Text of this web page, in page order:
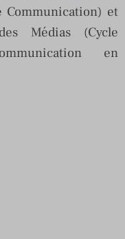
et
Médias (Cycle
en